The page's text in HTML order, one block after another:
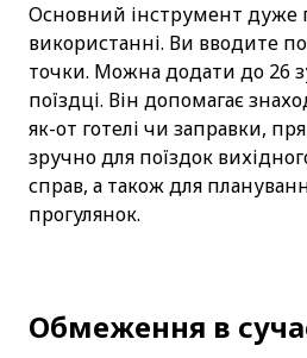
Основний інструмент дуже
використанні. Ви вводите
точки. Можна додати до 26
поїздці. Він допомагає
як-от готелі чи заправки,
зручно для поїздок
справ, а також для
прогулянок.
Обмеження в